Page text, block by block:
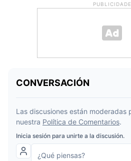
PUBLICIDADE